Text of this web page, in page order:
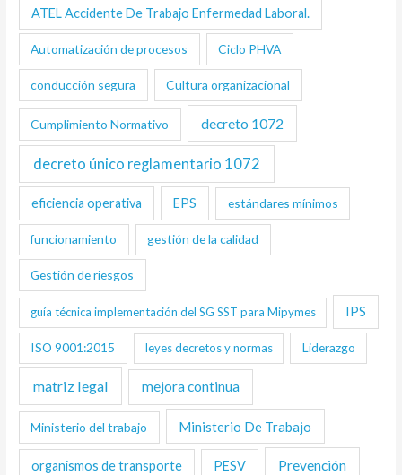
ATEL Accidente De Trabajo Enfermedad Laboral.
Automatización de procesos Ciclo PHVA
conducción segura Cultura organizacional
Cumplimiento Normativo decreto 1072
decreto único reglamentario 1072
eficiencia operativa EPS estándares mínimos
funcionamiento gestión de la calidad
Gestión de riesgos
guía técnica implementación del SG SST para Mipymes IPS
ISO 9001:2015 leyes decretos y normas Liderazgo
matriz legal mejora continua
Ministerio del trabajo Ministerio De Trabajo
organismos de transporte PESV Prevención